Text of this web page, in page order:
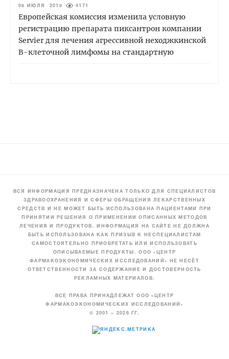
08 ИЮЛЯ 2019 4171
Европейская комиссия изменила условную
регистрацию препарата пиксантрон компании
Servier для лечения агрессивной неходжкинской
B-клеточной лимфомы на стандартную
ВСЯ ИНФОРМАЦИЯ ПРЕДНАЗНАЧЕНА ТОЛЬКО ДЛЯ СПЕЦИАЛИСТОВ
ЗДРАВООХРАНЕНИЯ И СФЕРЫ ОБРАЩЕНИЯ ЛЕКАРСТВЕННЫХ
СРЕДСТВ И НЕ МОЖЕТ БЫТЬ ИСПОЛЬЗОВАНА ПАЦИЕНТАМИ ПРИ
ПРИНЯТИИ РЕШЕНИЯ О ПРИМЕНЕНИИ ОПИСАННЫХ МЕТОДОВ
ЛЕЧЕНИЯ И ПРОДУКТОВ. ИНФОРМАЦИЯ НА САЙТЕ НЕ ДОЛЖНА
БЫТЬ ИСПОЛЬЗОВАНА КАК ПРИЗЫВ К НЕСПЕЦИАЛИСТАМ
САМОСТОЯТЕЛЬНО ПРИОБРЕТАТЬ ИЛИ ИСПОЛЬЗОВАТЬ
ОПИСЫВАЕМЫЕ ПРОДУКТЫ. ООО «ЦЕНТР
ФАРМАКОЭКОНОМИЧЕСКИХ ИССЛЕДОВАНИЙ» НЕ НЕСЁТ
ОТВЕТСТВЕННОСТИ ЗА СОДЕРЖАНИЕ И ДОСТОВЕРНОСТЬ
РЕКЛАМНЫХ МАТЕРИАЛОВ.
ВСЕ ПРАВА ПРИНАДЛЕЖАТ ООО «ЦЕНТР
ФАРМАКОЭКОНОМИЧЕСКИХ ИССЛЕДОВАНИЙ»
© 2001 – 2026 ГГ.